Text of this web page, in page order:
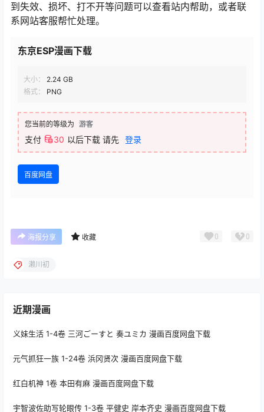
到失效、损坏、打不开等问题可以查看站内帮助，或者联
系网站客服帮忙处理。
东京ESP漫画下载
大小：
2.24 GB
格式：
PNG
您当前的等级为 游客
支付 30 以后下载 请先 登录
百度网盘
海报分享 收藏 0 0
濑川初
近期漫画
义妹生活 1-4卷 三河ごーすと 奏ユミカ 漫画百度网盘下载
元气抓狂一族 1-24卷 浜冈贤次 漫画百度网盘下载
红白机神 1卷 本田有麻 漫画百度网盘下载
宇智波佐助写轮眼传 1-3卷 平健史 岸本齐史 漫画百度网盘下载